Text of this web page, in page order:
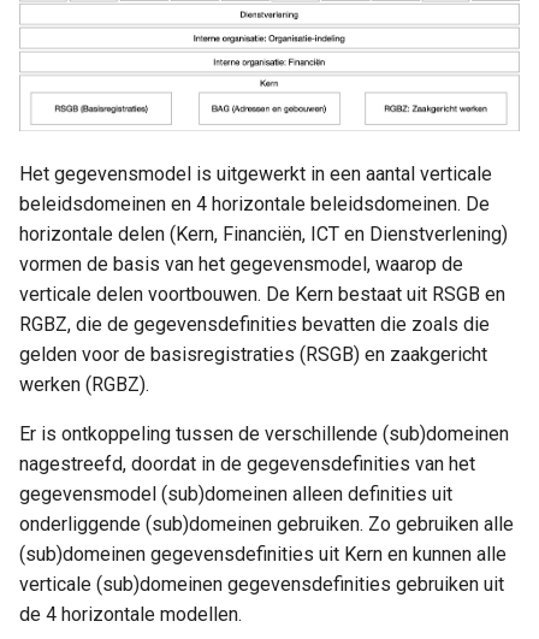
Het gegevensmodel is uitgewerkt in een aantal verticale
beleidsdomeinen en 4 horizontale beleidsdomeinen. De
horizontale delen (Kern, Financiën, ICT en Dienstverlening)
vormen de basis van het gegevensmodel, waarop de
verticale delen voortbouwen. De Kern bestaat uit RSGB en
RGBZ, die de gegevensdefinities bevatten die zoals die
gelden voor de basisregistraties (RSGB) en zaakgericht
werken (RGBZ).
Er is ontkoppeling tussen de verschillende (sub)domeinen
nagestreefd, doordat in de gegevensdefinities van het
gegevensmodel (sub)domeinen alleen definities uit
onderliggende (sub)domeinen gebruiken. Zo gebruiken alle
(sub)domeinen gegevensdefinities uit Kern en kunnen alle
verticale (sub)domeinen gegevensdefinities gebruiken uit
de 4 horizontale modellen.